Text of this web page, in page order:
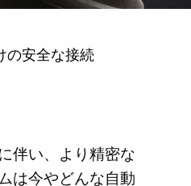
の安全な接続
伴い、より精密な
は今やどんな自動